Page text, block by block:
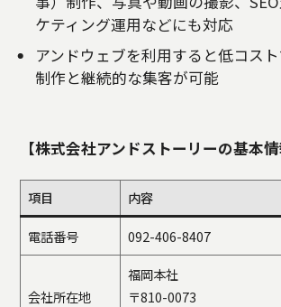
ケティング運用などにも対応
アンドウェブを利用すると低コス
制作と継続的な集客が可能
【株式会社アンドストーリーの基本情
項目 内容
電話番号 092-406-8407
会社所在地
福岡本社
〒810-0073